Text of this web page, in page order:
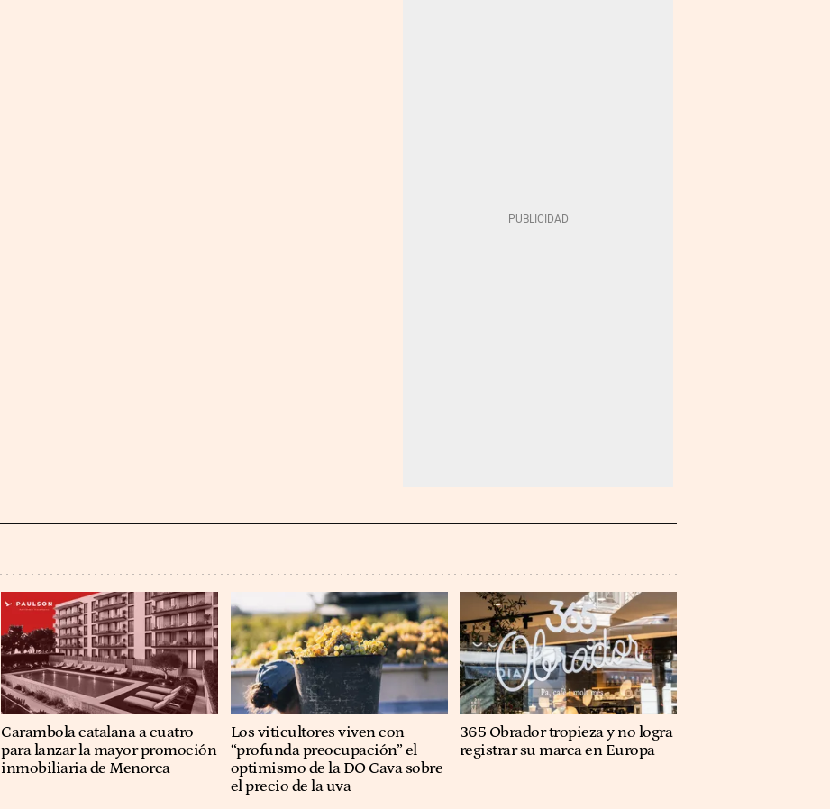
Carambola catalana a cuatro
para lanzar la mayor promoción
inmobiliaria de Menorca
Los viticultores viven con
“profunda preocupación” el
optimismo de la DO Cava sobre
el precio de la uva
365 Obrador tropieza y no logra
registrar su marca en Europa